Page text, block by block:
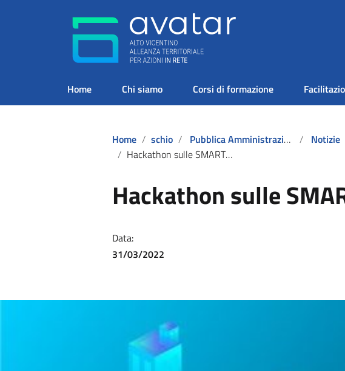
Home Chi siamo Corsi di formazione
Home schio Pubblica Amministrazione e Servizi al Cittadino Notizie
Hackathon sulle SMARTCITIES
Hackathon sulle
Data:
31/03/2022